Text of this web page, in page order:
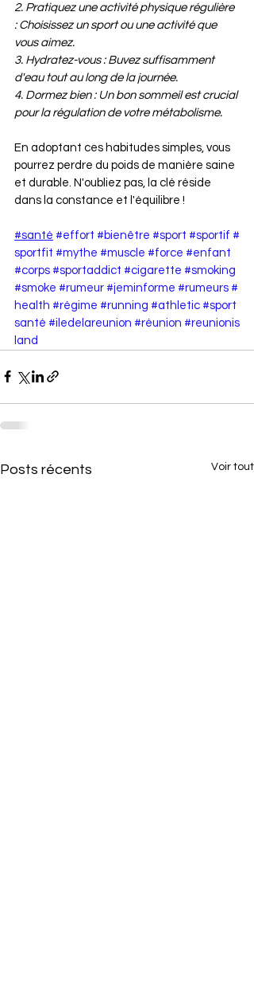
2. Pratiquez une activité physique régulière
: Choisissez un sport ou une activité que
vous aimez.
3. Hydratez-vous : Buvez suffisamment
d'eau tout au long de la journée.
4. Dormez bien : Un bon sommeil est crucial
pour la régulation de votre métabolisme.
En adoptant ces habitudes simples, vous
pourrez perdre du poids de manière saine
et durable. N'oubliez pas, la clé réside
dans la constance et l'équilibre !
#santé #effort #bienêtre #sport #sportif #
sportfit #mythe #muscle #force #enfant
#corps #sportaddict #cigarette #smoking
#smoke #rumeur #jeminforme #rumeurs #
health #régime #running #athletic #sport
santé #iledelareunion #réunion #reunionis
land
Posts récents Voir tout